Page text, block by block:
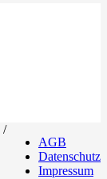
/
AGB
Datenschutz
Impressum